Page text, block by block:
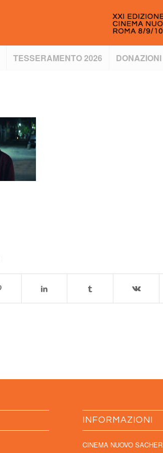
TESSERAMENTO 2026 DONAZIONI
INFORMAZIONI
CINEMA NUOVO SACHER